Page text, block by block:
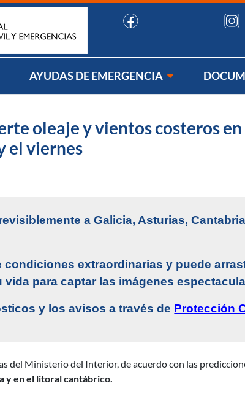
AYUDAS DE EMERGENCIA
oleaje y vientos costeros
el viernes
a Galicia, Asturias,
extraordinarias y puede
para captar las imágenes
y los avisos a través de Protección
del Ministerio del Interior, de acuerdo con las
y en el litoral cantábrico.